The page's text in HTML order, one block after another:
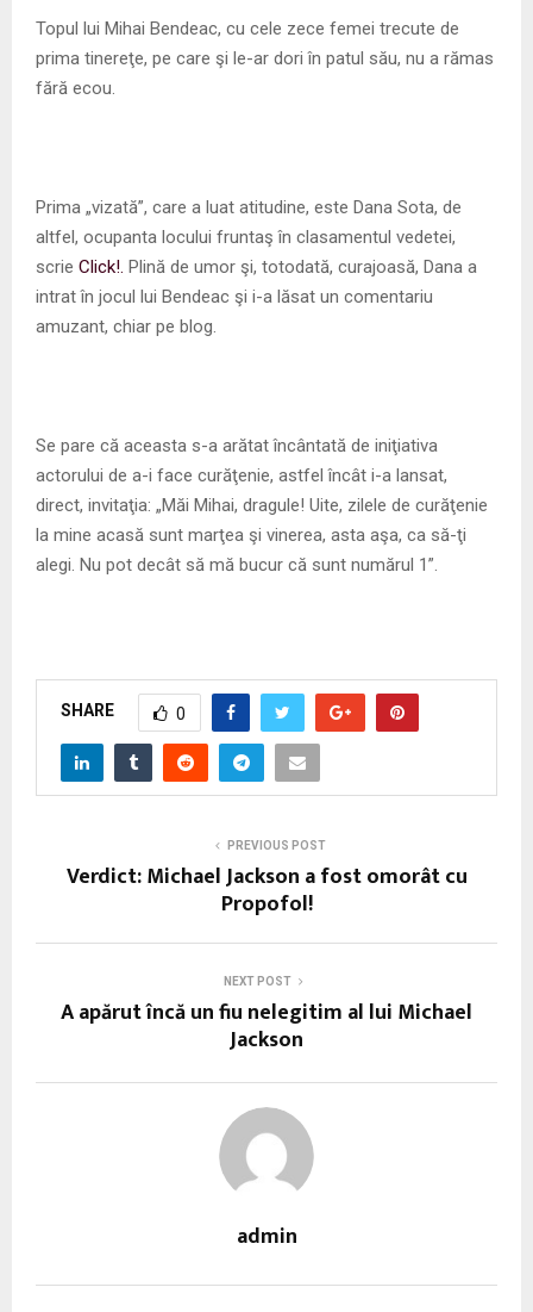
E
U
Topul lui Mihai Bendeac, cu cele zece femei trecute de
prima tinereţe, pe care şi le-ar dori în patul său, nu a rămas
fără ecou.
Prima „vizată”, care a luat atitudine, este Dana Sota, de
altfel, ocupanta locului fruntaş în clasamentul vedetei,
scrie Click!. Plină de umor şi, totodată, curajoasă, Dana a
intrat în jocul lui Bendeac şi i-a lăsat un comentariu
amuzant, chiar pe blog.
Se pare că aceasta s-a arătat încântată de iniţiativa
actorului de a-i face curăţenie, astfel încât i-a lansat,
direct, invitaţia: „Măi Mihai, dragule! Uite, zilele de curăţenie
la mine acasă sunt marţea şi vinerea, asta aşa, ca să-ţi
alegi. Nu pot decât să mă bucur că sunt numărul 1”.
SHARE 0
PREVIOUS POST
Verdict: Michael Jackson a fost omorât cu
Propofol!
NEXT POST
A apărut încă un fiu nelegitim al lui Michael
Jackson
admin